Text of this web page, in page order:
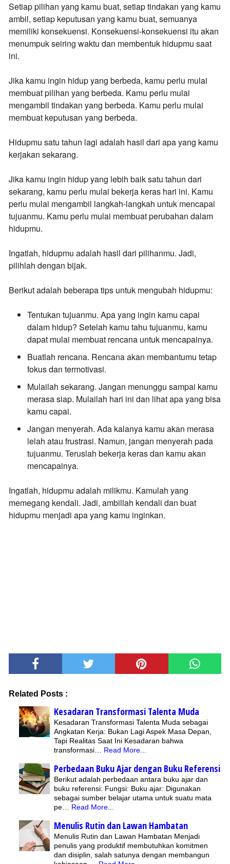
Setiap pilihan yang kamu buat, setiap tindakan yang kamu
ambil, setiap keputusan yang kamu buat, semuanya
memiliki konsekuensi. Konsekuensi-konsekuensi itu akan
menumpuk seiring waktu dan membentuk hidupmu saat
ini.
Jika kamu ingin hidup yang berbeda, kamu perlu mulai
membuat pilihan yang berbeda. Kamu perlu mulai
mengambil tindakan yang berbeda. Kamu perlu mulai
membuat keputusan yang berbeda.
Hidupmu satu tahun lagi adalah hasil dari apa yang kamu
kerjakan sekarang.
Jika kamu ingin hidup yang lebih baik satu tahun dari
sekarang, kamu perlu mulai bekerja keras hari ini. Kamu
perlu mulai mengambil langkah-langkah untuk mencapai
tujuanmu. Kamu perlu mulai membuat perubahan dalam
hidupmu.
Ingatlah, hidupmu adalah hasil dari pilihanmu. Jadi,
pilihlah dengan bijak.
Berikut adalah beberapa tips untuk mengubah hidupmu:
Tentukan tujuanmu. Apa yang ingin kamu capai
dalam hidup? Setelah kamu tahu tujuanmu, kamu
dapat mulai membuat rencana untuk mencapainya.
Buatlah rencana. Rencana akan membantumu tetap
fokus dan termotivasi.
Mulailah sekarang. Jangan menunggu sampai kamu
merasa siap. Mulailah hari ini dan lihat apa yang bisa
kamu capai.
Jangan menyerah. Ada kalanya kamu akan merasa
lelah atau frustrasi. Namun, jangan menyerah pada
tujuanmu. Teruslah bekerja keras dan kamu akan
mencapainya.
Ingatlah, hidupmu adalah milikmu. Kamulah yang
memegang kendali. Jadi, ambillah kendali dan buat
hidupmu menjadi apa yang kamu inginkan.
Related Posts :
Kesadaran Transformasi Talenta Muda
Kesadaran Transformasi Talenta Muda sebagai
Angkatan Kerja: Bukan Lagi Aspek Masa Depan,
Tapi Realitas Saat Ini Kesadaran bahwa
transformasi… Read More...
Perbedaan Buku Ajar dengan Buku Referensi
Berikut adalah perbedaan antara buku ajar dan
buku referensi: Fungsi: Buku ajar: Digunakan
sebagai sumber belajar utama untuk suatu mata
pe… Read More...
Menulis Rutin dan Lawan Hambatan
Menulis Rutin dan Lawan Hambatan Menjadi
penulis yang produktif membutuhkan komitmen
dan disiplin, salah satunya dengan membangun